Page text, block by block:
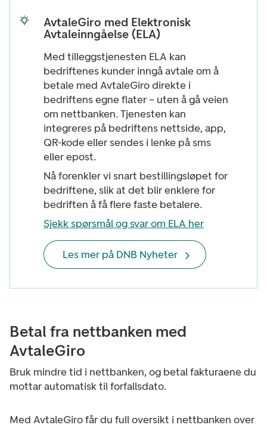
AvtaleGiro med Elektronisk
Avtaleinngåelse (ELA)
Med tilleggstjenesten ELA kan
bedriftenes kunder inngå avtale om å
betale med AvtaleGiro direkte i
bedriftens egne flater – uten å gå veien
om nettbanken. Tjenesten kan
integreres på bedriftens nettside, app,
QR-kode eller sendes i lenke på sms
eller epost.
Nå forenkler vi snart bestillingsløpet for
bedriftene, slik at det blir enklere for
bedriften å få flere faste betalere.
Sjekk spørsmål og svar om ELA her
Les mer på DNB Nyheter
Betal fra nettbanken med
AvtaleGiro
Bruk mindre tid i nettbanken, og betal fakturaene du
mottar automatisk til forfallsdato.
Med AvtaleGiro får du full oversikt i nettbanken over